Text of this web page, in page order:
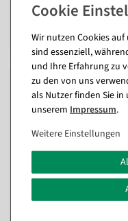
9,46 €
5,89 €
4,95 EUR zzgl. ges. MwSt.
Wir nutzen Cookies auf
sind essenziell,
und Ihre Erfahrung zu
zu den von uns
als Nutzer finden Sie in
unserem Impressum.
Weitere Einstellungen